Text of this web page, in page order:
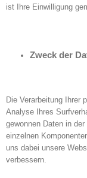
ist Ihre Einwilligung
Zweck der
Die Verarbeitung Ihrer
Analyse Ihres
gewonnen Daten in
einzelnen
uns dabei unsere
verbessern.